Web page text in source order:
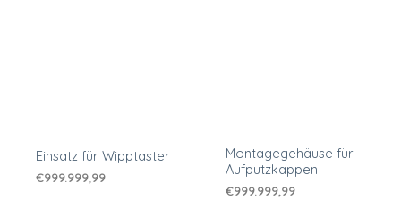
Einsatz für Wipptaster
€999.999,99
Montagegehäuse für
Aufputzkappen
€999.999,99